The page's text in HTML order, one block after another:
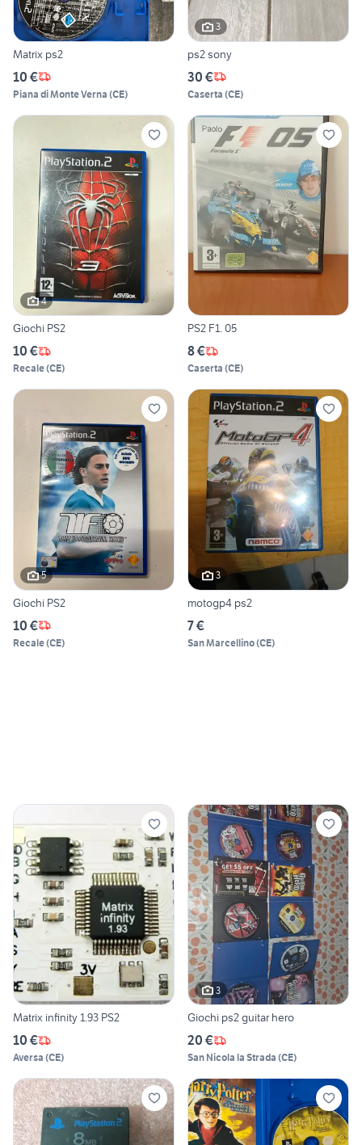
Matrix ps2
10 €
Piana di Monte Verna (CE)
3
ps2 sony
30 €
Caserta (CE)
4
Giochi PS2
10 €
Recale(CE)
PS2 F1. 05
8 €
Caserta (CE)
5
Giochi PS2
10 €
Recale(CE)
3
motogp4 ps2
7 €
San Marcellino(CE)
Matrix infinity 1.93 PS2
10 €
Aversa (CE)
3
Giochi ps2 guitar hero
20 €
San Nicola la Strada (CE)